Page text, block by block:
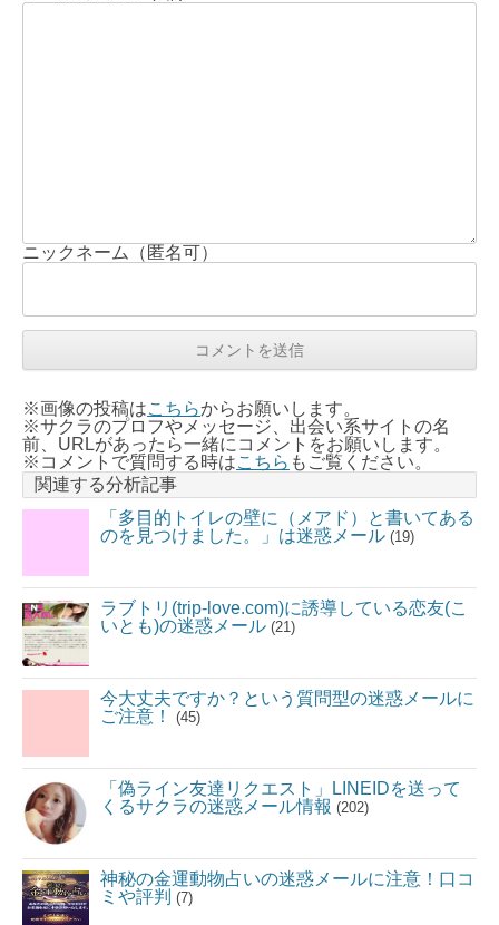
ニックネーム（匿名可）
※画像の投稿はこちらからお願いします。
※サクラのプロフやメッセージ、出会い系サイトの名
前、URLがあったら一緒にコメントをお願いします。
※コメントで質問する時はこちら もご覧ください。
関連する分析記事
「多目的トイレの壁に（メアド）と書いてある
のを見つけました。」は迷惑メール (19)
ラブトリ(trip-love.com)に誘導している恋友(こ
いとも)の迷惑メール (21)
今大丈夫ですか？という質問型の迷惑メールに
ご注意！
(45)
「偽ライン友達リクエスト」LINEIDを送って
くるサクラの迷惑メール情報 (202)
神秘の金運動物占いの迷惑メールに注意！口コ
ミや評判 (7)